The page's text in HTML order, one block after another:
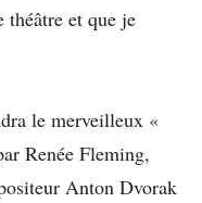
théâtre et que je
le merveilleux «
Renée Fleming,
Anton Dvorak